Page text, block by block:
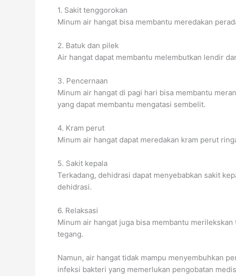
1. Sakit tenggorokan
Minum air hangat bisa membantu meredakan
2. Batuk dan pilek
Air hangat dapat membantu melembutkan lendir
3. Pencernaan
Minum air hangat di pagi hari bisa membantu
yang dapat membantu mengatasi sembelit.
4. Kram perut
Minum air hangat dapat meredakan kram perut
5. Sakit kepala
Terkadang, dehidrasi dapat menyebabkan sakit
dehidrasi.
6. Relaksasi
Minum air hangat juga bisa membantu
tegang.
Namun, air hangat tidak mampu menyembuhkan
infeksi bakteri yang memerlukan pengobatan